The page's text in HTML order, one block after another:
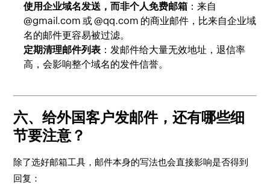
使用企业域名发送，而非个人免费邮箱 ：来自
@gmail.com 或@qq.com 的商业邮件，比来自企业域
名的邮件更容易被过滤。
定期清理邮件列表 ：发邮件给大量无效地址，退信率
高，会影响整个域名的发件信誉。
六、给外国客户发邮件，还有哪些细
节要注意？
除了选好邮箱工具，邮件本身的写法也会直接影响是否得到
回复：